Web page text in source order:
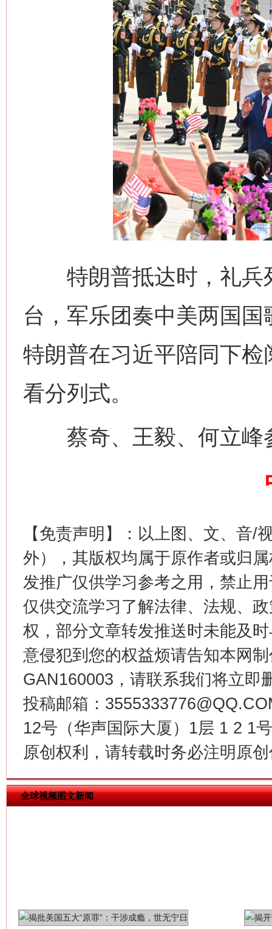
特朗普抵达时，礼兵
台，军乐团奏中美两国
特朗普在习近平陪同下
看分列式。
蔡奇、王毅、何立峰
【免责声明】：以上图、文、音/
外），其版权均属于原作者或归
发推广仅供学习参考之用，禁止
仅供交流学习了解法律、法规、
权，部分文章转发推送时未能及
意侵犯到您的权益烦请告知本网
GAN160003，请联系我们将立即
投稿邮箱：
12号（华声国际大厦）1层 1 2 1
原创权利，请转载时务必注明原
全球视频图文新闻
网上购药对药下症？
这是一记警钟！ 谢
今
“刷贴”乱象丛生
生